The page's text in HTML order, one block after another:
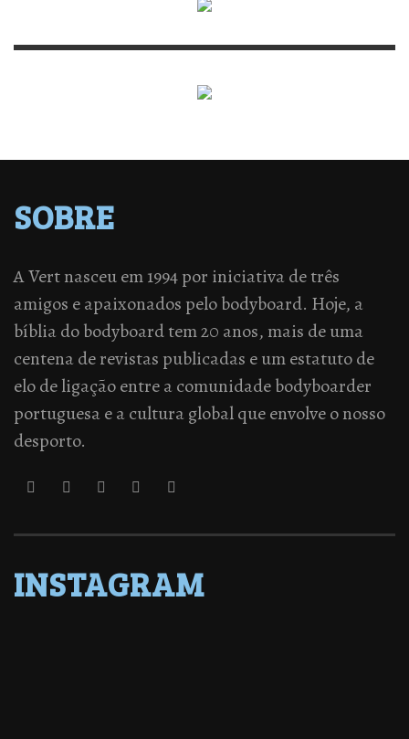
SOBRE
A Vert nasceu em 1994 por iniciativa de três
amigos e apaixonados pelo bodyboard. Hoje, a
bíblia do bodyboard tem 20 anos, mais de uma
centena de revistas publicadas e um estatuto de
elo de ligação entre a comunidade bodyboarder
portuguesa e a cultura global que envolve o nosso
desporto.
INSTAGRAM